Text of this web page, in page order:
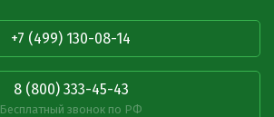
+7 (499) 130-08-14
8 (800) 333-45-43
Бесплатный звонок по РФ